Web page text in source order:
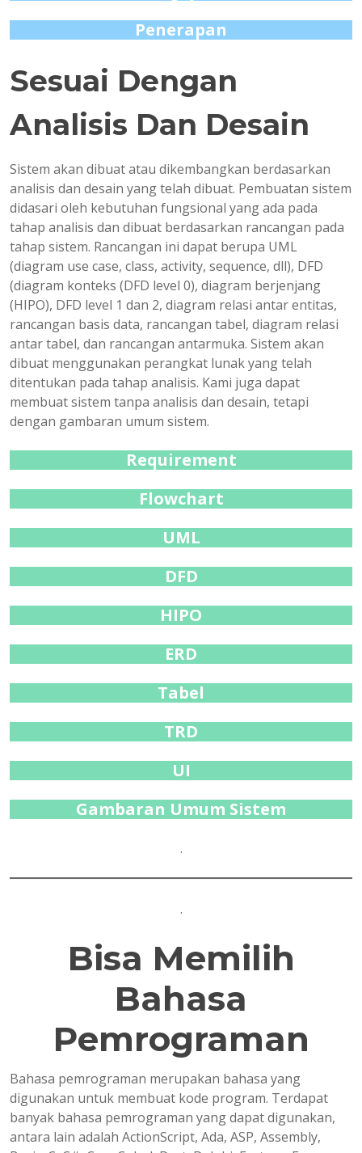
Penerapan
Sesuai Dengan
Analisis Dan Desain
Sistem akan dibuat atau dikembangkan berdasarkan
analisis dan desain yang telah dibuat. Pembuatan sistem
didasari oleh kebutuhan fungsional yang ada pada
tahap analisis dan dibuat berdasarkan rancangan pada
tahap sistem. Rancangan ini dapat berupa UML
(diagram use case, class, activity, sequence, dll), DFD
(diagram konteks (DFD level 0), diagram berjenjang
(HIPO), DFD level 1 dan 2, diagram relasi antar entitas,
rancangan basis data, rancangan tabel, diagram relasi
antar tabel, dan rancangan antarmuka. Sistem akan
dibuat menggunakan perangkat lunak yang telah
ditentukan pada tahap analisis. Kami juga dapat
membuat sistem tanpa analisis dan desain, tetapi
dengan gambaran umum sistem.
Requirement
Flowchart
UML
DFD
HIPO
ERD
Tabel
TRD
UI
Gambaran Umum Sistem
.
.
Bisa Memilih
Bahasa
Pemrograman
Bahasa pemrograman merupakan bahasa yang
digunakan untuk membuat kode program. Terdapat
banyak bahasa pemrograman yang dapat digunakan,
antara lain adalah ActionScript, Ada, ASP, Assembly,